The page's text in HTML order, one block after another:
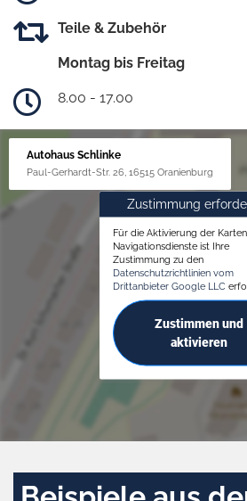
Teile & Zubehör
Montag bis Freitag
8.00 - 17.00
Autohaus Schlinke
Paul-Gerhardt-Str. 26, 16515 Oranienburg
Zustimmung
Für die Aktivierung der
Navigationsdienste ist Ihre
Zustimmung zu den
Datenschutzrichtlinien vom
Drittanbieter Google LLC
Zustimmen und
aktivieren